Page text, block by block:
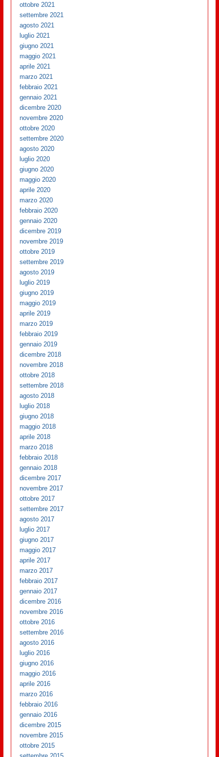
ottobre 2021
settembre 2021
agosto 2021
luglio 2021
giugno 2021
maggio 2021
aprile 2021
marzo 2021
febbraio 2021
gennaio 2021
dicembre 2020
novembre 2020
ottobre 2020
settembre 2020
agosto 2020
luglio 2020
giugno 2020
maggio 2020
aprile 2020
marzo 2020
febbraio 2020
gennaio 2020
dicembre 2019
novembre 2019
ottobre 2019
settembre 2019
agosto 2019
luglio 2019
giugno 2019
maggio 2019
aprile 2019
marzo 2019
febbraio 2019
gennaio 2019
dicembre 2018
novembre 2018
ottobre 2018
settembre 2018
agosto 2018
luglio 2018
giugno 2018
maggio 2018
aprile 2018
marzo 2018
febbraio 2018
gennaio 2018
dicembre 2017
novembre 2017
ottobre 2017
settembre 2017
agosto 2017
luglio 2017
giugno 2017
maggio 2017
aprile 2017
marzo 2017
febbraio 2017
gennaio 2017
dicembre 2016
novembre 2016
ottobre 2016
settembre 2016
agosto 2016
luglio 2016
giugno 2016
maggio 2016
aprile 2016
marzo 2016
febbraio 2016
gennaio 2016
dicembre 2015
novembre 2015
ottobre 2015